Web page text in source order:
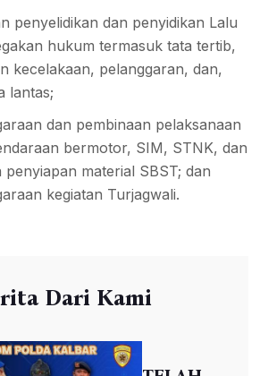
penyelidikan dan penyidikan Lalu
hukum termasuk tata tertib,
kecelakaan, pelanggaran, dan,
lantas;
dan pembinaan pelaksanaan
bermotor, SIM, STNK, dan
penyiapan material SBST; dan
kegiatan Turjagwali.
Dari Kami